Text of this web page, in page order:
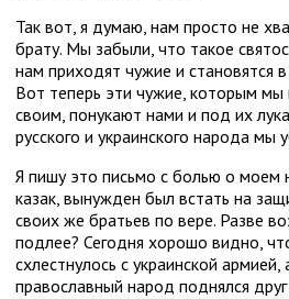
Так вот, я думаю, нам просто не
брату. Мы забыли, что такое
нам приходят чужие и становятся
Вот теперь эти чужие, которым
своим, понукают нами и под их
русского и украинского народа мы
Я пишу это письмо с болью о моем
казак, вынужден был встать на
своих же братьев по вере. Разве
подлее? Сегодня хорошо видно,
схлестнулось с украинской
православный народ поднялся